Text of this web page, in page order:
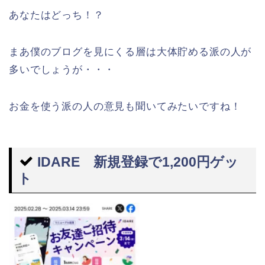
あなたはどっち！？
まあ僕のブログを見にくる層は大体貯める派の人が
多いでしょうが・・・
お金を使う派の人の意見も聞いてみたいですね！
IDARE 新規登録で1,200円ゲッ
ト